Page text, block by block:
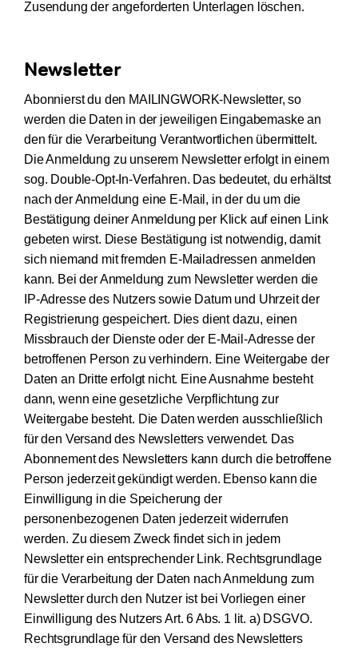
Zusendung der angeforderten Unterlagen löschen.
Newsletter
Abonnierst du den MAILINGWORK-Newsletter, so
werden die Daten in der jeweiligen Eingabemaske an
den für die Verarbeitung Verantwortlichen übermittelt.
Die Anmeldung zu unserem Newsletter erfolgt in einem
sog. Double-Opt-In-Verfahren. Das bedeutet, du erhältst
nach der Anmeldung eine E-Mail, in der du um die
Bestätigung deiner Anmeldung per Klick auf einen Link
gebeten wirst. Diese Bestätigung ist notwendig, damit
sich niemand mit fremden E-Mailadressen anmelden
kann. Bei der Anmeldung zum Newsletter werden die
IP-Adresse des Nutzers sowie Datum und Uhrzeit der
Registrierung gespeichert. Dies dient dazu, einen
Missbrauch der Dienste oder der E-Mail-Adresse der
betroffenen Person zu verhindern. Eine Weitergabe der
Daten an Dritte erfolgt nicht. Eine Ausnahme besteht
dann, wenn eine gesetzliche Verpflichtung zur
Weitergabe besteht. Die Daten werden ausschließlich
für den Versand des Newsletters verwendet. Das
Abonnement des Newsletters kann durch die betroffene
Person jederzeit gekündigt werden. Ebenso kann die
Einwilligung in die Speicherung der
personenbezogenen Daten jederzeit widerrufen
werden. Zu diesem Zweck findet sich in jedem
Newsletter ein entsprechender Link. Rechtsgrundlage
für die Verarbeitung der Daten nach Anmeldung zum
Newsletter durch den Nutzer ist bei Vorliegen einer
Einwilligung des Nutzers Art. 6 Abs. 1 lit. a) DSGVO.
Rechtsgrundlage für den Versand des Newsletters